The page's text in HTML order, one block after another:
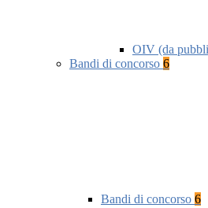
OIV (da
Bandi di concorso 6
Bandi di concorso 6